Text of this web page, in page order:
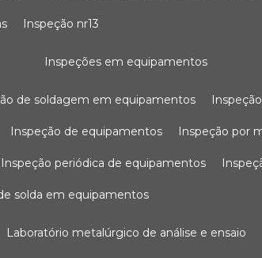
inspeção nr13
inspeções em equipamentos
de soldagem em equipamentos
inspeção de equipamentos inspeção por
inspeção periódica de equipamentos
solda em equipamentos
laboratório metalúrgico de análise e ensaio